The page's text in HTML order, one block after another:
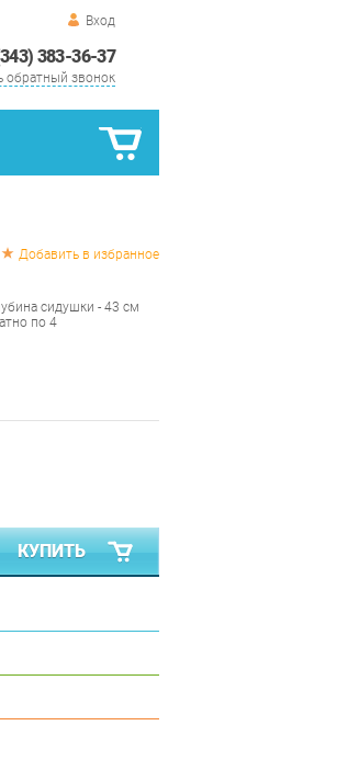
Вход
383-36-37
обратный звонок
Добавить в избранное
сидушки - 43 см
по 4
КУПИТЬ